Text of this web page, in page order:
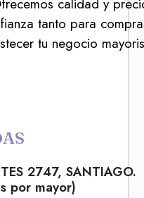
calidad y
tanto para
tu negocio
2747, SANTIAGO.
por mayor)